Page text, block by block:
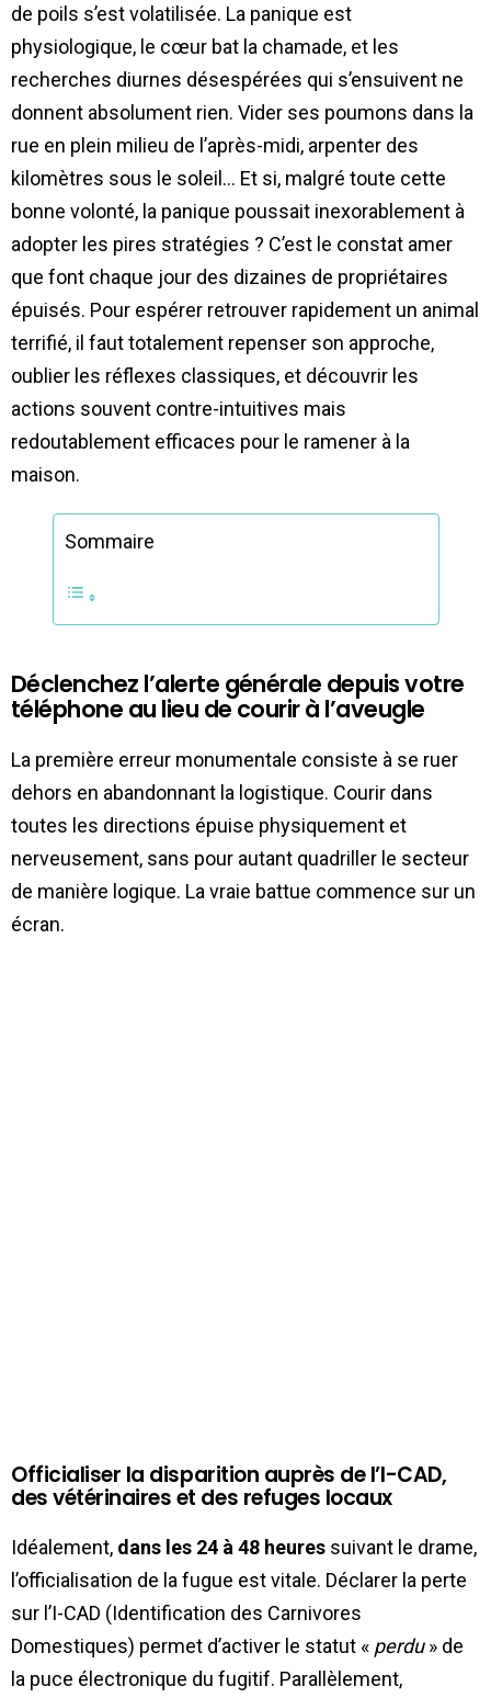
de poils s’est volatilisée. La panique est
physiologique, le cœur bat la chamade, et les
recherches diurnes désespérées qui s’ensuivent ne
donnent absolument rien. Vider ses poumons dans la
rue en plein milieu de l’après-midi, arpenter des
kilomètres sous le soleil… Et si, malgré toute cette
bonne volonté, la panique poussait inexorablement à
adopter les pires stratégies ? C’est le constat amer
que font chaque jour des dizaines de propriétaires
épuisés. Pour espérer retrouver rapidement un animal
terrifié, il faut totalement repenser son approche,
oublier les réflexes classiques, et découvrir les
actions souvent contre-intuitives mais
redoutablement efficaces pour le ramener à la
maison.
Sommaire
Déclenchez l’alerte générale depuis votre
téléphone au lieu de courir à l’aveugle
La première erreur monumentale consiste à se ruer
dehors en abandonnant la logistique. Courir dans
toutes les directions épuise physiquement et
nerveusement, sans pour autant quadriller le secteur
de manière logique. La vraie battue commence sur un
écran.
Officialiser la disparition auprès de l’I-CAD,
des vétérinaires et des refuges locaux
Idéalement, dans les 24 à 48 heures suivant le drame,
l’officialisation de la fugue est vitale. Déclarer la perte
sur l’I-CAD (Identification des Carnivores
Domestiques) permet d’activer le statut « perdu» de
la puce électronique du fugitif. Parallèlement,